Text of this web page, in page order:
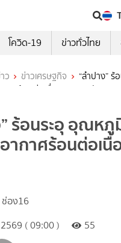
โควิด-19 ข่าวทั่วไทย
ว ข่าวเศรษฐกิจ
“ลำปาง”
กาศร้อนต่อเนื่องนาน 11 วัน
ร้อนระอุ อุณห
ากาศร้อนต่อเนื่
ช่อง16
( 09:00 )
55